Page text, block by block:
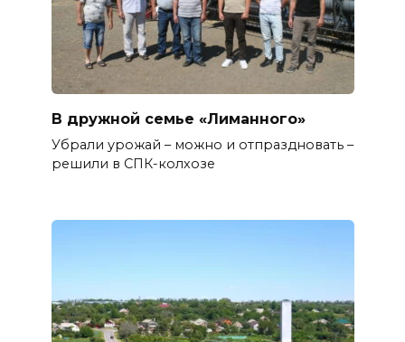
В дружной семье «Лиманного»
Убрали урожай – можно и отпраздновать –
решили в СПК-колхозе